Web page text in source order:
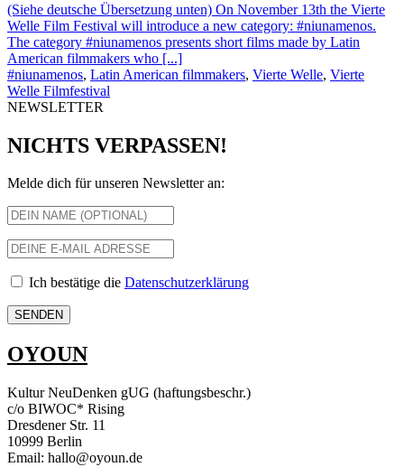
(Siehe deutsche Übersetzung unten) On November 13th the Vierte
Welle Film Festival will introduce a new category: #niunamenos.
The category #niunamenos presents short films made by Latin
American filmmakers who [...]
#niunamenos, Latin American filmmakers, Vierte Welle, Vierte
Welle Filmfestival
NEWSLETTER
NICHTS VERPASSEN!
Melde dich für unseren Newsletter an:
Ich bestätige die Datenschutzerklärung
OYOUN
Kultur NeuDenken gUG (haftungsbeschr.)
c/o BIWOC* Rising
Dresdener Str. 11
10999 Berlin
Email: hallo@oyoun.de